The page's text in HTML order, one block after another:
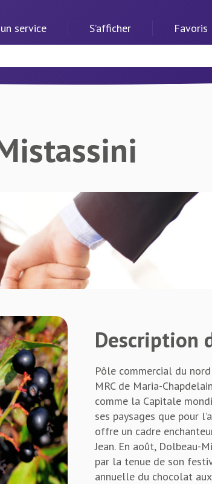
service S’afficher Favoris
Description
Pôle commercial du
MRC de Maria-
comme la Capitale
ses paysages que pour
offre un cadre
Jean. En août,
par la tenue de son
annuelle du chocolat